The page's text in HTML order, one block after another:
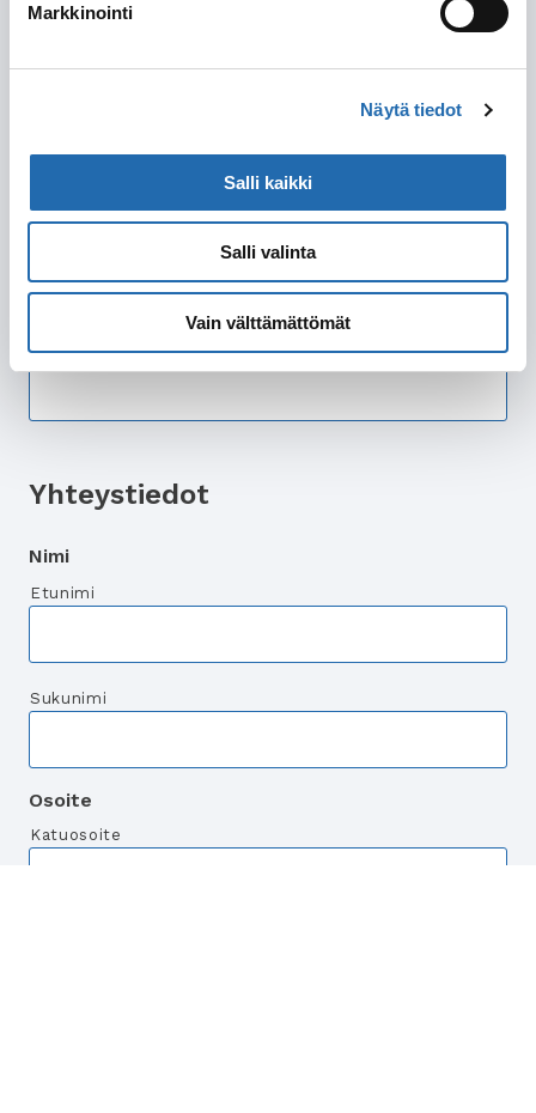
Markkinointi
Näytä tiedot
Salli kaikki
Salli valinta
Vain välttämättömät
Ikkunahytti
Lisätietoa hyttitoiveista
Yhteystiedot
Nimi
Etunimi
Sukunimi
Osoite
Katuosoite